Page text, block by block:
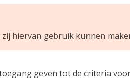
hiervan gebruik kunnen
geven tot de criteria